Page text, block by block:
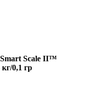
Scale II™
0,1 гр